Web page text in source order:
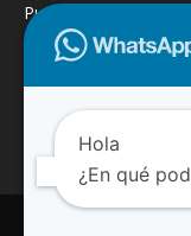
Puertos
Economía
Nacionales
Dragado
Hola
¿En qué